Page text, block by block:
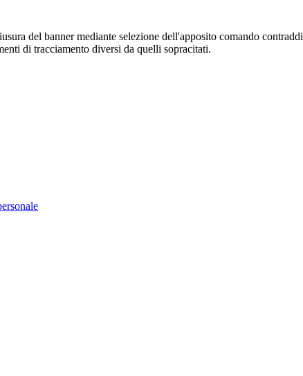
del banner mediante selezione dell'apposito comando
di tracciamento diversi da quelli sopracitati.